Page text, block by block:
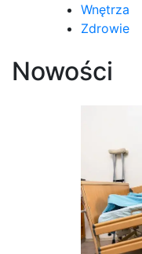
Wnętrza
Zdrowie
Nowości